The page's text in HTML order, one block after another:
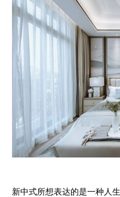
新中式所想表达的是一种人